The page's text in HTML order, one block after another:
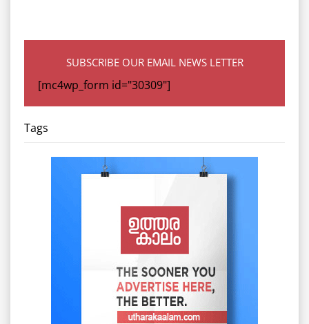
SUBSCRIBE OUR EMAIL NEWS LETTER
[mc4wp_form id="30309"]
Tags